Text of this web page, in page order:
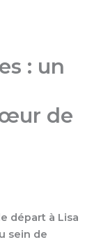
: un
de
départ à Lisa
sein de